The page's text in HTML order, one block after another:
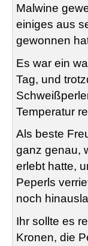
Malwine
einiges aus
gewonnen
Es war ein
Tag, und
Temperatur
Als beste
ganz genau,
erlebt hatte,
Peperls
noch
Ihr sollte es
Kronen, die